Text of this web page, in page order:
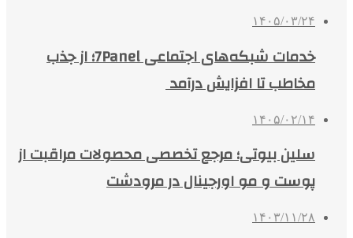
۱۴۰۵/۰۳/۲۴
خدمات شبکه‌های اجتماعی 7Panel؛ از جذب
مخاطب تا افزایش درآمد
۱۴۰۵/۰۲/۱۴
سلین بیوتی؛ مرجع تخصصی محصولات مراقبت از
پوست و مو اورجینال در مرودشت
۱۴۰۳/۱۱/۲۸